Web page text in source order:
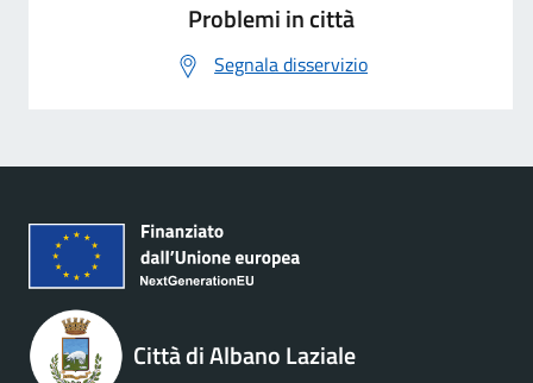
Problemi in città
Segnala disservizio
Città di Albano Laziale